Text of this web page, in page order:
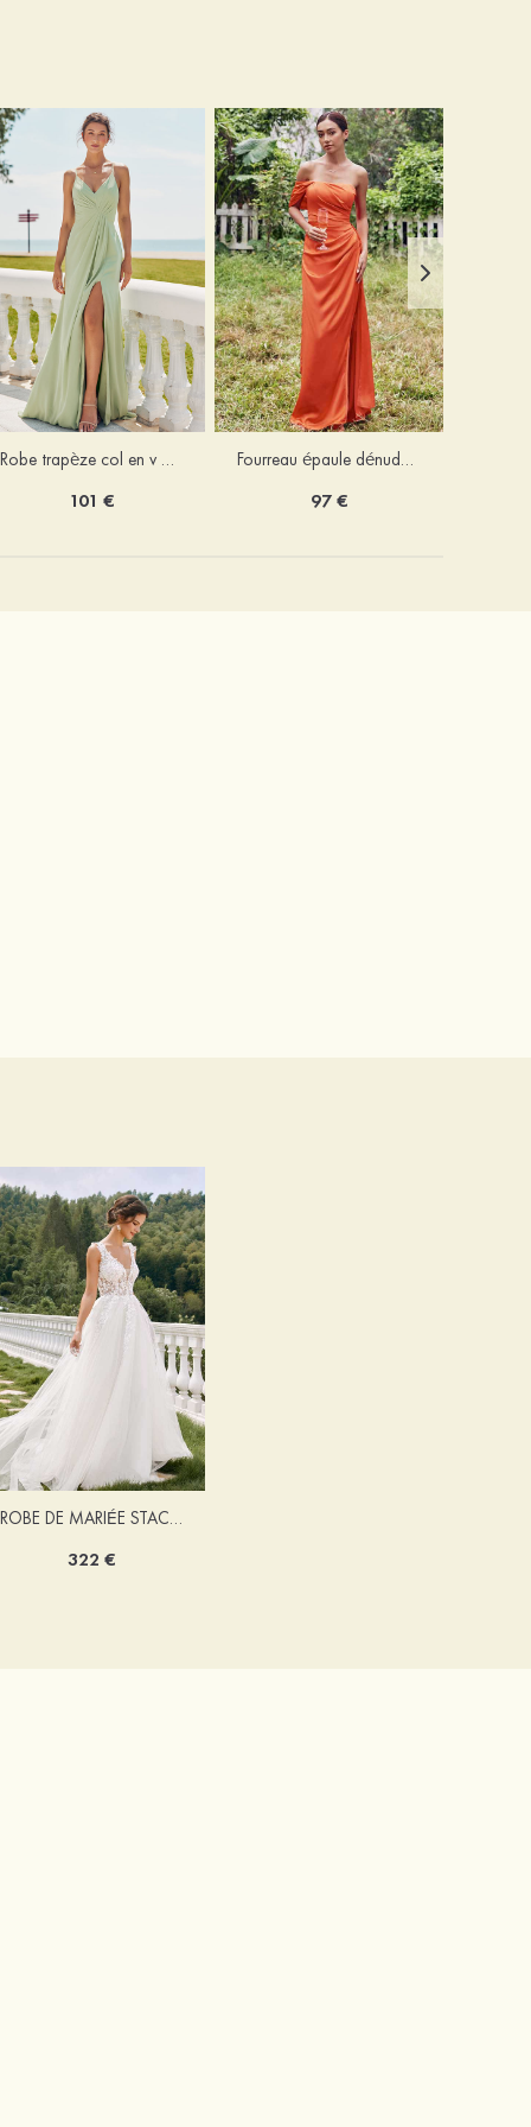
Robe trapèze col en v mousseline ras du sol robe de demoiselle d'honneur
101 €
Fourreau épaule dénudée satin extensible ras du sol robe de demoiselle d'honneur
97 €
ROBE DE MARIÉE STACEES ALONA
322 €